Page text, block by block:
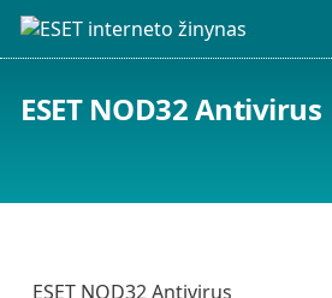
ESET NOD32 Antivirus